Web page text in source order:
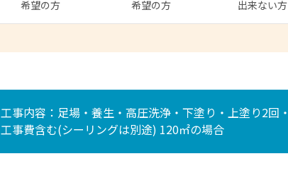
希望の方
希望の方
出来ない方
工事内容：足場・養生・高圧洗浄・下塗り・上塗り2回・
工事費含む(シーリングは別途) 120㎡の場合